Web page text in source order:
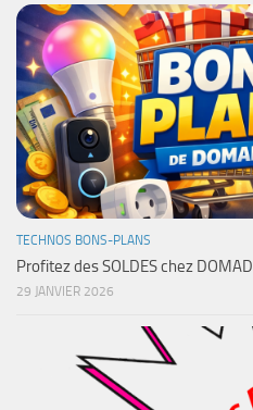
TECHNOS BONS-PLANS
Profitez des SOLDES chez
29 JANVIER 2026